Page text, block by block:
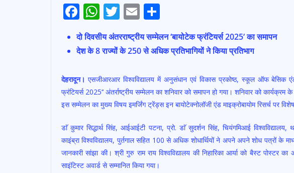
F
ac
e
b
o
o
k
W
h
at
s
A
p
p
T
itt
er
E
ai
l
ar
e
दो दिवसीय अंतरराष्ट्रीय सम्मेलन ‘बायोटेक फ्रंटियर्स 2025‘ का समापन
देश के 8 राज्यों के 250 से अधिक प्रतिभागियों ने किया प्रतिभाग
देहरादून। एसजीआरआर विश्वविद्यालय में अनुसंधान एवं विकास प्रकोष्ठ, स्कूल ऑफ बेसिक एंड
फ्रंटियर्स 2025‘‘ अंतर्राष्ट्रीय सम्मेलन का शनिवार को समापन हो गया। शनिवार को कार्यक्रम के
इस सम्मेलन का मुख्य विषय इमर्जिंग ट्रेंड्स इन बायोटेक्नोलॉजी एंड माइक्रोबायोम रिसर्च पर
डाॅ कुमार सिद्धार्थ सिंह, आईआईटी पटना, प्रो. डाॅ सुदर्शन सिंह, चियंगमिआई
काइंब्रा विश्वविद्यालय, पुर्तगाल सहित 100 से अधिक शोधार्थियों ने अपने अपने शोध पत्रों के
जानकारी सांझा की। श्री गुरु राम राय विश्वविद्यालय की निहारिका आर्या को बैस्ट पोस्टर
साइंटिस्ट अवार्ड से सम्मानित किया गया।